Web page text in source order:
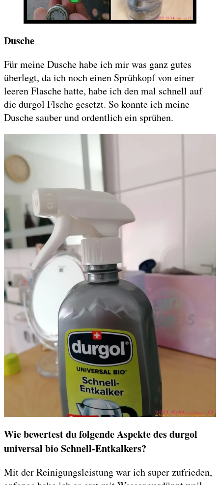
Dusche
Für meine Dusche habe ich mir was ganz gutes
überlegt, da ich noch einen Sprühkopf von einer
leeren Flasche hatte, habe ich den mal schnell auf
die durgol Flsche gesetzt. So konnte ich meine
Dusche sauber und ordentlich ein sprühen.
Wie bewertest du folgende Aspekte des durgol
universal bio Schnell-Entkalkers?
Mit der Reinigungsleistung war ich super zufrieden,